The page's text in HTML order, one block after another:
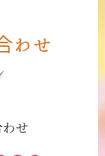
わせ
せ